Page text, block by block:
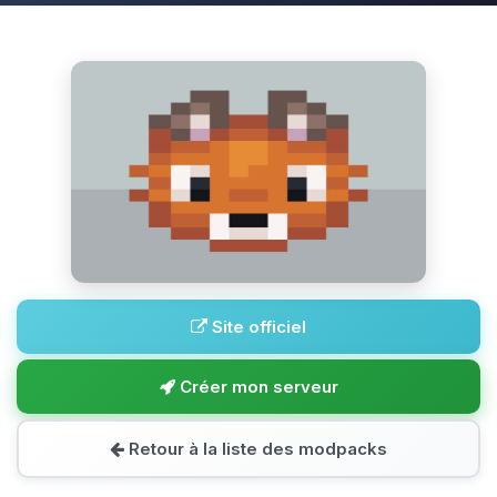
Site officiel
Créer mon serveur
Retour à la liste des modpacks